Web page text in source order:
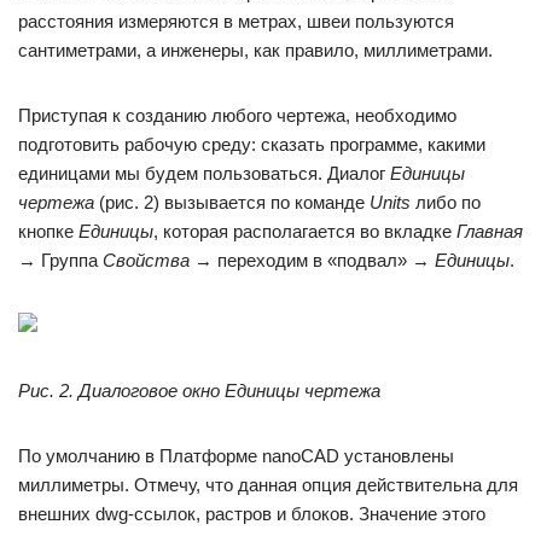
расстояния измеряются в метрах, швеи пользуются
сантиметрами, а инженеры, как правило, миллиметрами.
Приступая к созданию любого чертежа, необходимо
подготовить рабочую среду: сказать программе, какими
единицами мы будем пользоваться. Диалог Единицы
чертежа (рис. 2) вызывается по команде Units либо по
кнопке Единицы, которая располагается во вкладке Главная
→ Группа Свойства → переходим в «подвал» → Единицы.
Рис. 2. Диалоговое окно Единицы чертежа
По умолчанию в Платформе nanoCAD установлены
миллиметры. Отмечу, что данная опция действительна для
внешних dwg-ссылок, растров и блоков. Значение этого